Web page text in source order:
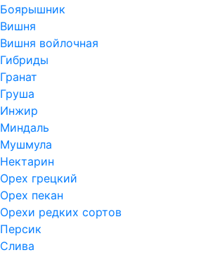
Боярышник
Вишня
Вишня войлочная
Гибриды
Гранат
Груша
Инжир
Миндаль
Мушмула
Нектарин
Орех грецкий
Орех пекан
Орехи редких сортов
Персик
Слива